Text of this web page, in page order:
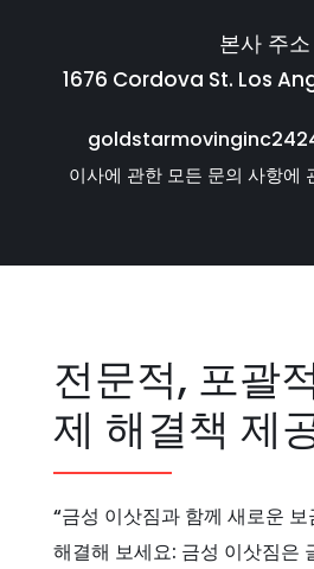
본사 주소
1676 Cordova St. Los
이사에 관한 모든 문의 사항에
전문적, 포괄
제 해결책 제
“금성 이삿짐과 함께 새로운
해결해 보세요: 금성 이삿짐은